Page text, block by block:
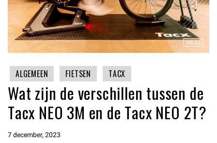
ALGEMEEN FIETSEN TACX
Wat zijn de verschillen tussen de
Tacx NEO 3M en de Tacx NEO 2T?
7 december, 2023